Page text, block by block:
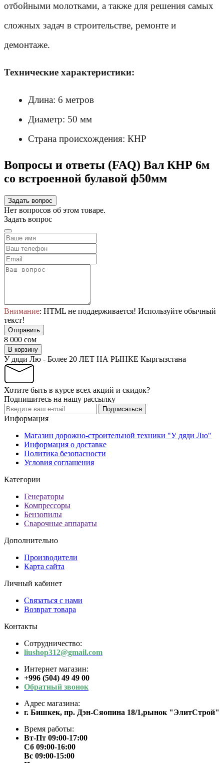
отбойными молотками, а также для решения самых
сложных задач в строительстве, ремонте и
демонтаже.
Технические характеристики:
Длина: 6 метров
Диаметр: 50 мм
Страна происхождения: КНР
Вопросы и ответы (FAQ) Вал КНР 6м
со встроенной булавой ф50мм
Задать вопрос
Нет вопросов об этом товаре.
Задать вопрос
Внимание: HTML не поддерживается! Используйте обычный
текст!
Отправить
8 000 сом
В корзину
У дяди Лю - Более 20 ЛЕТ НА РЫНКЕ Кыргызстана
Хотите быть в курсе всех акций и скидок?
Подпишитесь на нашу рассылку
Подписаться
Информация
Магазин дорожно-строительной техники "У дяди Лю"
Информация о доставке
Политика безопасности
Условия соглашения
Категории
Генераторы
Компрессоры
Бензопилы
Сварочные аппараты
Дополнительно
Производители
Карта сайта
Личный кабинет
Связаться с нами
Возврат товара
Контакты
Сотрудничество:
liushop312@gmail.com
Интернет магазин:
+996 (504) 49 49 00
Обратный звонок
Адрес магазина:
г. Бишкек, пр. Дэн-Сяопина 18/1,рынок "ЭлитСтрой"
Время работы:
Вт-Пт 09:00-17:00
Сб 09:00-16:00
Вс 09:00-15:00